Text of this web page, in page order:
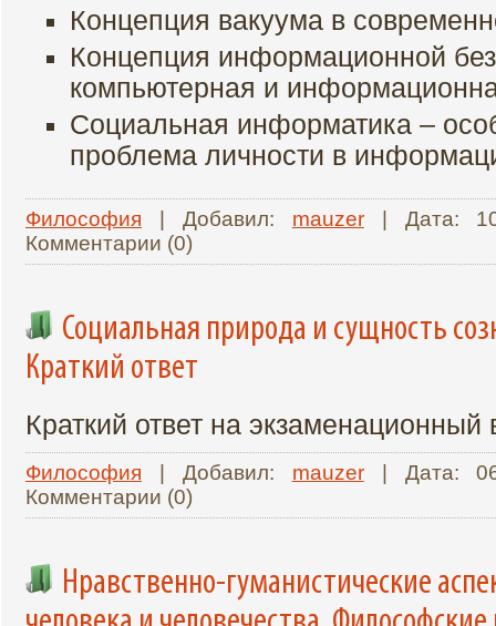
Концепция вакуума в
Концепция информационной
компьютерная и
Социальная информатика –
проблема личности в
Философия | Добавил: mauzer| Дата:
Комментарии (0)
Социальная природа и сущность
Краткий ответ
Краткий ответ на
Философия | Добавил: mauzer| Дата:
Комментарии (0)
Нравственно-гуманистические